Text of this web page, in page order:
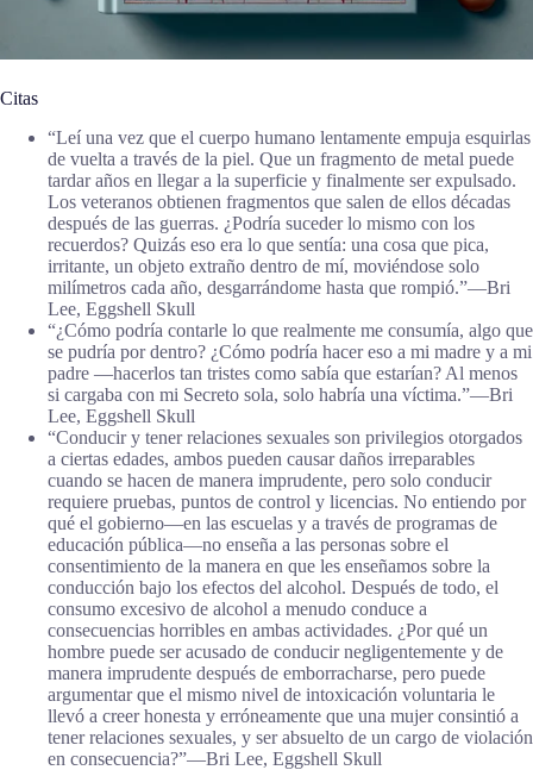
Citas
“Leí una vez que el cuerpo humano lentamente empuja esquirlas
de vuelta a través de la piel. Que un fragmento de metal puede
tardar años en llegar a la superficie y finalmente ser expulsado.
Los veteranos obtienen fragmentos que salen de ellos décadas
después de las guerras. ¿Podría suceder lo mismo con los
recuerdos? Quizás eso era lo que sentía: una cosa que pica,
irritante, un objeto extraño dentro de mí, moviéndose solo
milímetros cada año, desgarrándome hasta que rompió.”―Bri
Lee, Eggshell Skull
“¿Cómo podría contarle lo que realmente me consumía, algo que
se pudría por dentro? ¿Cómo podría hacer eso a mi madre y a mi
padre —hacerlos tan tristes como sabía que estarían? Al menos
si cargaba con mi Secreto sola, solo habría una víctima.”―Bri
Lee, Eggshell Skull
“Conducir y tener relaciones sexuales son privilegios otorgados
a ciertas edades, ambos pueden causar daños irreparables
cuando se hacen de manera imprudente, pero solo conducir
requiere pruebas, puntos de control y licencias. No entiendo por
qué el gobierno—en las escuelas y a través de programas de
educación pública—no enseña a las personas sobre el
consentimiento de la manera en que les enseñamos sobre la
conducción bajo los efectos del alcohol. Después de todo, el
consumo excesivo de alcohol a menudo conduce a
consecuencias horribles en ambas actividades. ¿Por qué un
hombre puede ser acusado de conducir negligentemente y de
manera imprudente después de emborracharse, pero puede
argumentar que el mismo nivel de intoxicación voluntaria le
llevó a creer honesta y erróneamente que una mujer consintió a
tener relaciones sexuales, y ser absuelto de un cargo de violación
en consecuencia?”―Bri Lee, Eggshell Skull